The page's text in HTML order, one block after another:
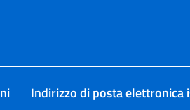
Indirizzo di posta elettronica